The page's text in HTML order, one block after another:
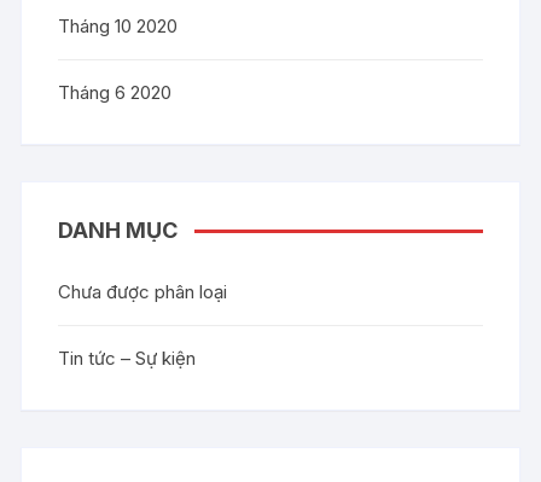
Tháng 10 2020
Tháng 6 2020
DANH MỤC
Chưa được phân loại
Tin tức – Sự kiện